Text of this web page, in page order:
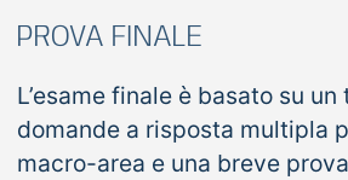
PROVA FINALE
L’esame finale è basato su
domande a risposta multipla
macro-area e una breve